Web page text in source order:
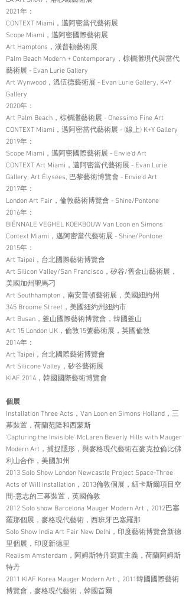
2021年：
CONTEXT Miami，邁阿密當代藝術展
Scope Miami，邁阿密國際藝術展
Art Hamptons，漢普頓藝術展
Palm Beach Modern + Contemporary，棕櫚灘現代與當代
藝術展 - Evan Lurie Gallery
Art Wynwood，溫伍德藝術展 - Evan Lurie Gallery, K+Y
Gallery
2020年：
Art Palm Beach，棕櫚灘藝術展 - Onessimo Fine Art
CONTEXT Miami，邁阿密當代藝術展 - (線上) K+Y Gallery
2019年：
Scope Miami，邁阿密國際藝術展 - Envie’d Art
CONTEXT Art Miami，邁阿密當代藝術展 - Evan Lurie
Gallery, Art Élysées, 巴黎藝術博覽會 - Envie’d Art
2017年：
London Art Fair，倫敦藝術博覽會 - Shine/Pontone
2016年：
BIËNNALE VEGHEL KOEKBOUW Van Loon en Simons
Context Miami，邁阿密當代藝術展 - Shine/Pontone
2015年：
Art Taipei，台北國際藝術博覽會
Art Silicon Valley/San Francisco，矽谷/舊金山藝術展，
美國加州聖馬刁
Art Southhampton，南安普頓藝術展，美國紐約州
345 Broome Street，美國紐約州紐約市
Art Busan，釜山國際藝術博覽會，韓國釜山
Art 15 London UK，倫敦15號藝術展，英國倫敦
2014年：
Art Taipei，台北國際藝術博覽會
Art Silicone Valley，矽谷藝術展
KIAF 2014，韓國國際藝術博覽會
個展
Installation Three Acts，Van Loon en Simons Holland，三
幕裝置，荷蘭范隆和西蒙斯
‘Capturing the Invisible’ McLaren Beverly Hills with Mauger
Modern Art，捕捉隱形，與麥格現代藝術在麥克拉倫比佛
利山合作，美國加州
2013 Solo Show London Newcastle Project Space-Three
Acts of Will installation，2013倫敦個展，紐卡斯爾項目空
間-意志的三幕裝置，英國倫敦
2012 Solo show Barcelona Mauger Modern Art，2012巴塞
羅那個展，麥格現代藝術，西班牙巴塞羅那
Solo Show India Art Fair New Delhi，印度藝術博覽會新德
里個展，印度新德里
Realism Amsterdam，阿姆斯特丹寫實主義，荷蘭阿姆斯
特丹
2011 KIAF Korea Mauger Modern Art，2011韓國國際藝術
博覽會，麥格現代藝術，韓國首爾